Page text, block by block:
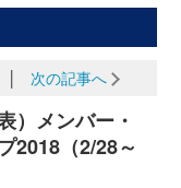
次の記事へ
）メンバー・
2018（2/28～